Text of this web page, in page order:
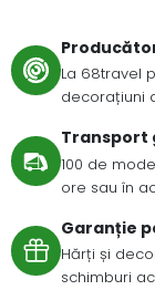
La 68travel
decorațiuni
Transport
100 de
ore sau în
Garanție
Hărți și
schimburi